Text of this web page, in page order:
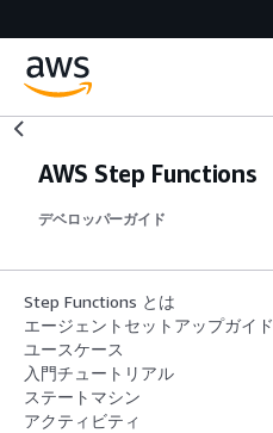
AWS Step Functions
デベロッパーガイド
Step Functions とは
エージェントセットアップガイド
ユースケース
入門チュートリアル
ステートマシン
アクティビティ